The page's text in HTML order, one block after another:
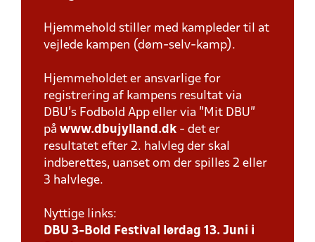
Hjemmehold stiller med kampleder til at
vejlede kampen (døm-selv-kamp).
Hjemmeholdet er ansvarlige for
registrering af kampens resultat via
DBU’s Fodbold App eller via ”Mit DBU”
på www.dbujylland.dk - det er
resultatet efter 2. halvleg der skal
indberettes, uanset om der spilles 2 eller
3 halvlege.
Nyttige links:
DBU 3-Bold Festival lørdag 13. Juni i